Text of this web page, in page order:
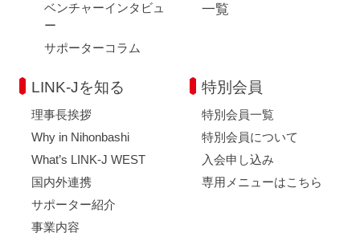
ベンチャーインタビュ
ー
サポーターコラム
一覧
LINK-Jを知る
理事長挨拶
Why in Nihonbashi
What’s LINK-J WEST
国内外連携
サポーター紹介
事業内容
特別会員
特別会員一覧
特別会員について
入会申し込み
専用メニューはこちら